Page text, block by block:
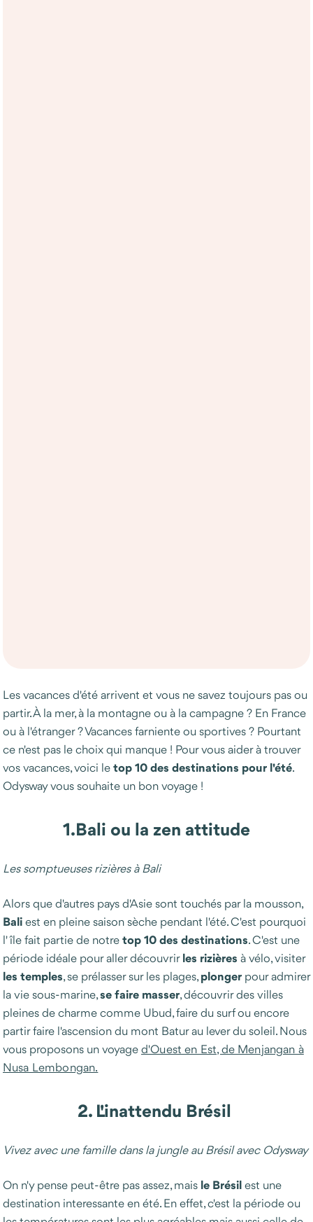
Les vacances d'été arrivent et vous ne savez toujours pas ou
partir. À la mer, à la montagne ou à la campagne ? En France
ou à l'étranger ? Vacances farniente ou sportives ? Pourtant
ce n'est pas le choix qui manque ! Pour vous aider à trouver
vos vacances, voici letop 10 des destinations pour l'été.
Odysway vous souhaite un bon voyage !
1.Bali ou la zen attitude
Les somptueuses rizières à Bali
Alors que d'autres pays d'Asie sont touchés par la mousson,
Baliest en pleine saison sèche pendant l'été. C'est pourquoi
l'île fait partie de notretop 10 des destinations. C'est une
période idéale pour aller découvrirles rizières à vélo, visiter
les temples, se prélasser sur les plages,plonger pour admirer
la vie sous-marine,se faire masser, découvrir des villes
pleines de charme comme Ubud, faire du surf ou encore
partir faire l'ascension du mont Batur au lever du soleil. Nous
vous proposons un voyaged'Ouest en Est, de Menjangan à
Nusa Lembongan.
2. L'inattendu Brésil
Vivez avec une famille dans la jungle au Brésil avec Odysway
On n'y pense peut-être pas assez, mais le Brésilest une
destination interessante en été. En effet, c'est la période ou